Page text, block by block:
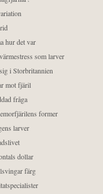
hur det var
som larver
i Storbritannien
mot fjäril
fråga
former
larver
dollar
färg